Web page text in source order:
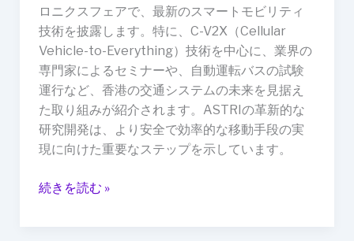
ロニクスフェアで、最新のスマートモビリティ
技術を披露します。特に、C-V2X（Cellular
Vehicle-to-Everything）技術を中心に、業界の
専門家によるセミナーや、自動運転バスの試験
運行など、香港の交通システムの未来を見据え
た取り組みが紹介されます。ASTRIの革新的な
研究開発は、より安全で効率的な移動手段の実
現に向けた重要なステップを示しています。
ビ
リ
テ
ィ
技
術
を
示
続きを読む »